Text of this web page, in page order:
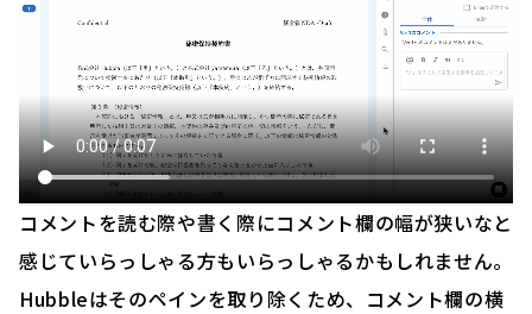
コメントを読む際や書く際にコメント欄の幅が狭いなと
感じていらっしゃる方もいらっしゃるかもしれません。
Hubbleはそのペインを取り除くため、コメント欄の横